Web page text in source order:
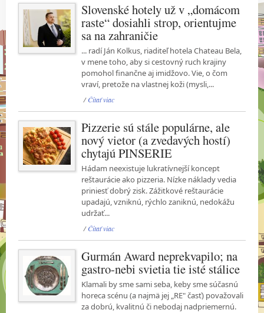
Slovenské hotely už v „domácom
raste“ dosiahli strop, orientujme
sa na zahraničie
... radí Ján Kolkus, riaditeľ hotela Chateau Bela,
v mene toho, aby si cestovný ruch krajiny
pomohol finančne aj imidžovo. Vie, o čom
vraví, pretože na vlastnej koži (mysli,...
/Čítať viac
Pizzerie sú stále populárne, ale
nový vietor (a zvedavých hostí)
chytajú PINSERIE
Hádam neexistuje lukratívnejší koncept
reštaurácie ako pizzeria. Nízke náklady vedia
priniesť dobrý zisk. Zážitkové reštaurácie
upadajú, vzniknú, rýchlo zaniknú, nedokážu
udržať...
/Čítať viac
Gurmán Award neprekvapilo; na
gastro-nebi svietia tie isté stálice
Klamali by sme sami seba, keby sme súčasnú
horeca scénu (a najmä jej „RE" časť) považovali
za dobrú, kvalitnú či nebodaj nadpriemernú.